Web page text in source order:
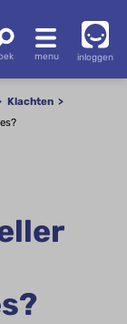
inloggen
Klachten